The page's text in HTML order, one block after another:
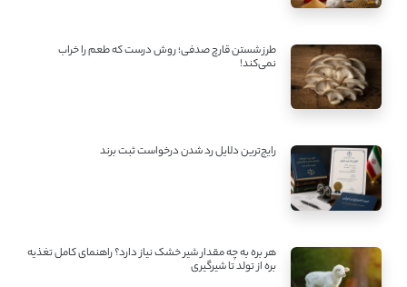
طرز شستن قارچ صدفی؛ روش درست که طعم را خراب
نمی‌کند!
رایج‌ترین دلایل رد شدن درخواست ثبت برند
هر بره به چه مقدار شیر خشک نیاز دارد؟ راهنمای کامل تغذیه
بره از تولد تا شیرگیری